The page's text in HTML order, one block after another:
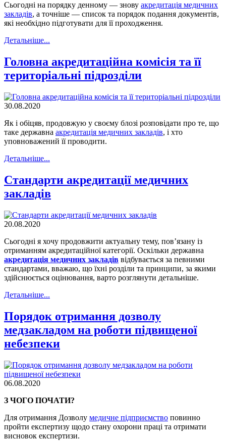
Сьогодні на порядку денному — знову акредитація медичних
закладів, а точніше — список та порядок подання документів,
які необхідно підготувати для її проходження.
Детальнiше...
Головна акредитаційна комісія та її
територіальні підрозділи
30.08.2020
Як і обіцяв, продовжую у своєму блозі розповідати про те, що
таке державна акредитація медичних закладів, і хто
уповноважений її проводити.
Детальнiше...
Стандарти акредитації медичних
закладів
20.08.2020
Сьогодні я хочу продовжити актуальну тему, пов’язану із
отриманням акредитаційної категорії. Оскільки державна
акредитація медичних закладів відбувається за певними
стандартами, вважаю, що їхні розділи та принципи, за якими
здійснюється оцінювання, варто розглянути детальніше.
Детальнiше...
Порядок отримання дозволу
медзакладом на роботи підвищеної
небезпеки
06.08.2020
З ЧОГО ПОЧАТИ?
Для отримання Дозволу медичне підприємство повинно
пройти експертизу щодо стану охорони праці та отримати
висновок експертизи.